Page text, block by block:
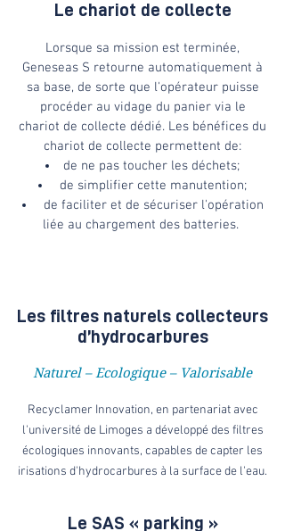
Le chariot de collecte
Lorsque sa mission est terminée,
Geneseas S retourne automatiquement à
sa base, de sorte que l'opérateur puisse
procéder au vidage du panier via le
chariot de collecte dédié. Les bénéfices du
chariot de collecte permettent de:
de ne pas toucher les déchets;
de simplifier cette manutention;
de faciliter et de sécuriser l'opération
liée au chargement des batteries.
Les filtres naturels collecteurs
d’hydrocarbures
Naturel – Ecologique – Valorisable
Recyclamer Innovation, en partenariat avec
l'université de Limoges a développé des filtres
écologiques innovants, capables de capter les
irisations d'hydrocarbures à la surface de l'eau.
Le SAS « parking »